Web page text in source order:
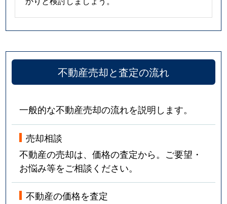
不動産売却と査定の流れ
一般的な不動産売却の流れを説明します。
売却相談
不動産の売却は、価格の査定から。ご要望・
お悩み等をご相談ください。
不動産の価格を査定